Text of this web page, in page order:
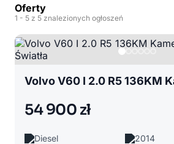
Oferty
1 - 5 z 5 znalezionych ogłoszeń
54 900 zł
Diesel
2014